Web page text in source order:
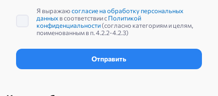
Я выражаюсогласие на обработку персональных
данныхв соответствии сПолитикой
конфиденциальности(согласно категориям и целям,
поименованным в п. 4.2.2-4.2.3)
Отправить